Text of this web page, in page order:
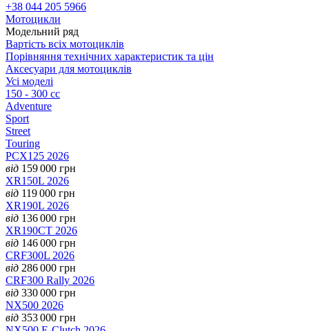
+38 044 205 5966
Мотоцикли
Модельний ряд
Вартість всіх мотоциклів
Порівняння технічних характеристик та цін
Аксесуари для мотоциклів
Усі моделі
150 - 300 cc
Adventure
Sport
Street
Touring
PCX125 2026
від 159 000 грн
XR150L 2026
від 119 000 грн
XR190L 2026
від 136 000 грн
XR190CT 2026
від 146 000 грн
CRF300L 2026
від 286 000 грн
CRF300 Rally 2026
від 330 000 грн
NX500 2026
від 353 000 грн